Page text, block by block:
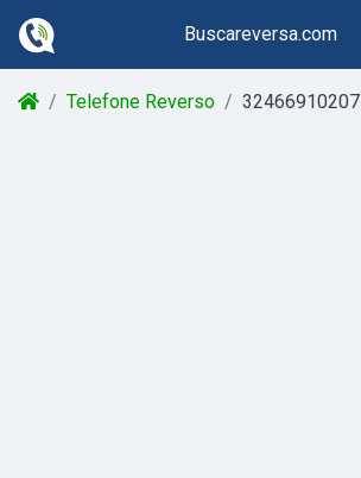
Buscareversa.com
Telefone Reverso 32466910207